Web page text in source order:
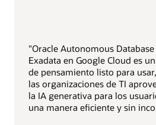
"Oracle Autonomous
Exadata en Google Cloud es
de pensamiento listo para
las organizaciones de TI
la IA generativa para los
una manera eficiente y sin